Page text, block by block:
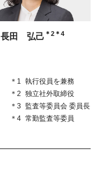
長田 弘己 ＊2＊4
＊1
執行役員を兼務
＊2 独立社外取締役
＊3
監査等委員会 委員長
＊4 常勤監査等委員